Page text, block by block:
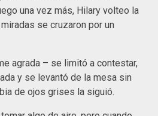
una vez más, Hilary volteo la
se cruzaron por un
agrada – se limitó a contestar,
y se levantó de la mesa sin
de ojos grises la siguió.